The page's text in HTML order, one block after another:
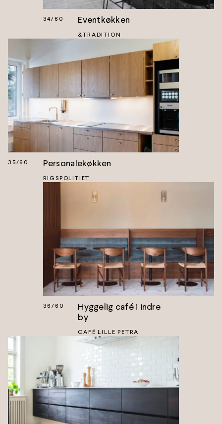
34/60 Eventkøkken
&TRADITION
35/60 Personalekøkken
RIGSPOLITIET
36/60
Hyggelig café i indre
by
CAFÉ LILLE PETRA